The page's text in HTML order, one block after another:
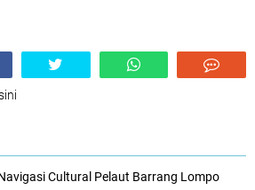
Cultural Pelaut Barrang Lompo